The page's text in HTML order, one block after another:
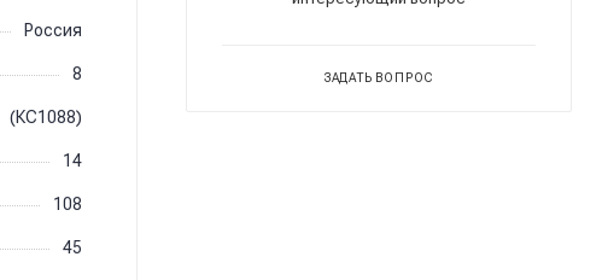
Россия
8
(КС1088)
14
108
45
ЗАДАТЬ ВОПРОС